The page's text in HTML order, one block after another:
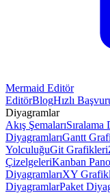
Mermaid Editör
EditörBlogHızlı
Diyagramlar
Akış ŞemalarıSıralama
DiyagramlarıGantt
YolculuğuGit Grafikleri
ÇizelgeleriKanban
DiyagramlarıXY
DiyagramlarPaket